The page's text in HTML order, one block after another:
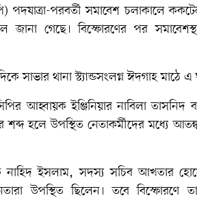
পদযাত্রা-পরবর্তী সমাবেশ চলাকালে
গেছে। বিস্ফোরণের পর
সাভার থানা স্ট্যান্ডসংলগ্ন ঈদগাহ মাঠে এ
আহ্বায়ক ইঞ্জিনিয়ার নাবিলা
শব্দ হলে উপস্থিত নেতাকর্মীদের মধ্যে
নাহিদ ইসলাম, সদস্য সচিব আখতার
উপস্থিত ছিলেন। তবে